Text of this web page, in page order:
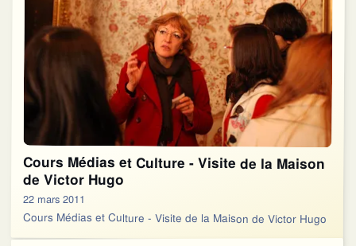
Cours Médias et Culture - Visite de la Maison
de Victor Hugo
22 mars 2011
Cours Médias et Culture - Visite de la Maison de Victor Hugo